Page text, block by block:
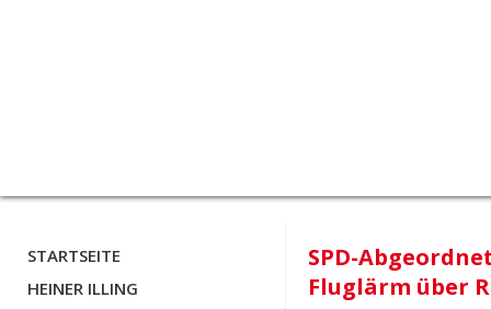
STARTSEITE
HEINER ILLING
SPD-
Fluglärm über